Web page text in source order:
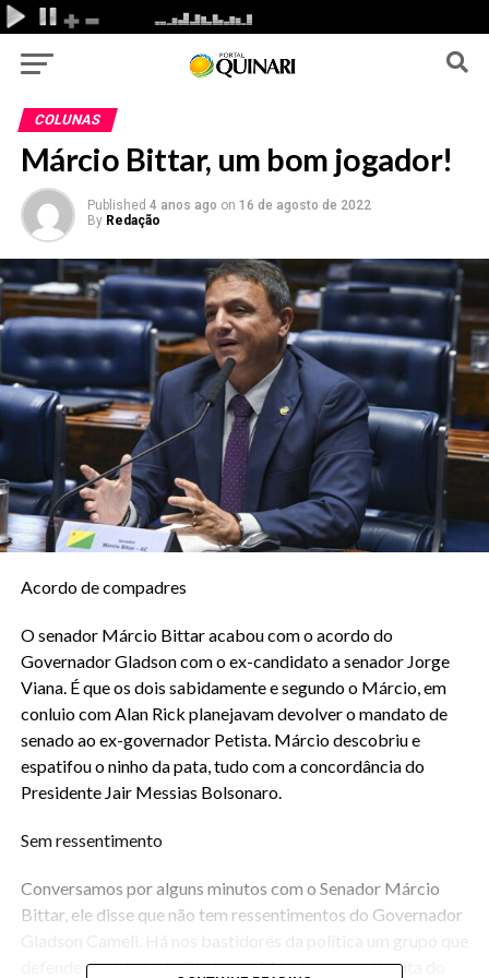
COLUNAS
Márcio Bittar, um bom jogador!
Published 4 anos ago on 16 de agosto de 2022
By Redação
Acordo de compadres
O senador Márcio Bittar acabou com o acordo do
Governador Gladson com o ex-candidato a senador Jorge
Viana. É que os dois sabidamente e segundo o Márcio, em
conluio com Alan Rick planejavam devolver o mandato de
senado ao ex-governador Petista. Márcio descobriu e
espatifou o ninho da pata, tudo com a concordância do
Presidente Jair Messias Bolsonaro.
Sem ressentimento
Conversamos por alguns minutos com o Senador Márcio
Bittar, ele disse que não tem ressentimentos do Governador
defende a unidade de Gladson e Márcio para a disputa do